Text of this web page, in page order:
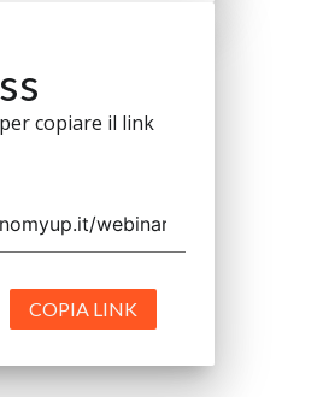
copiare il link
COPIA LINK